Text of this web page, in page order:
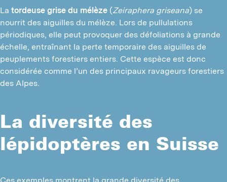
La tordeuse grise du mélèze (Zeiraphera griseana) se
nourrit des aiguilles du mélèze. Lors de pullulations
périodiques, elle peut provoquer des défoliations à grande
échelle, entraînant la perte temporaire des aiguilles de
peuplements forestiers entiers. Cette espèce est donc
considérée comme l’un des principaux ravageurs forestiers
des Alpes.
La diversité des
lépidoptères en Suisse